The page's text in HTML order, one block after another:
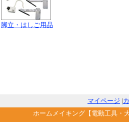
脚立・はしご用品
マイページ |
ホームメイキング【電動工具・